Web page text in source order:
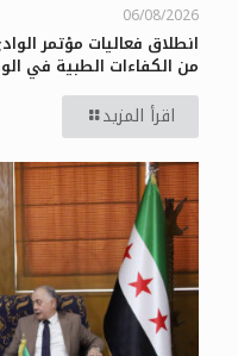
06/08/2026
انطلاق فعاليات مؤتمر
من الكفاءات الطبية في
اقرأ المزيد